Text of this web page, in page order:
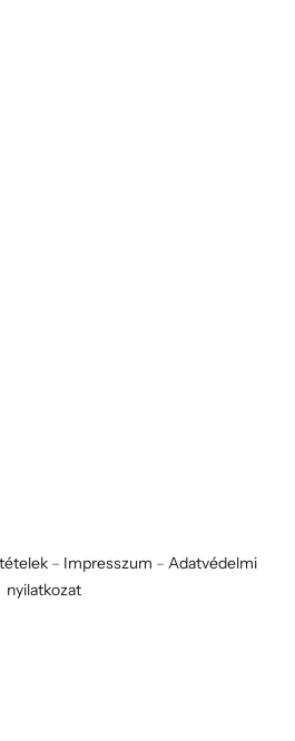
– Impresszum – Adatvédelmi
nyilatkozat